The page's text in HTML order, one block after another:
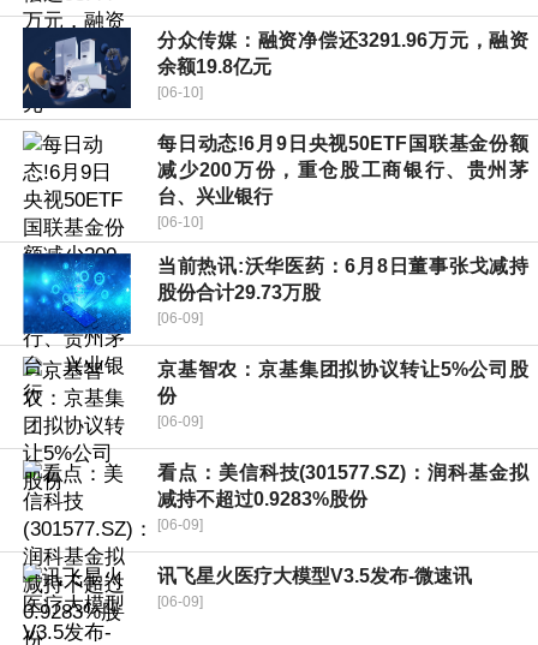
分众传媒：融资净偿还3291.96万元，融资
余额19.8亿元
[06-10]
每日动态!6月9日央视50ETF国联基金份额
减少200万份，重仓股工商银行、贵州茅
台、兴业银行
[06-10]
当前热讯:沃华医药：6月8日董事张戈减持
股份合计29.73万股
[06-09]
京基智农：京基集团拟协议转让5%公司股
份
[06-09]
看点：美信科技(301577.SZ)：润科基金拟
减持不超过0.9283%股份
[06-09]
讯飞星火医疗大模型V3.5发布-微速讯
[06-09]